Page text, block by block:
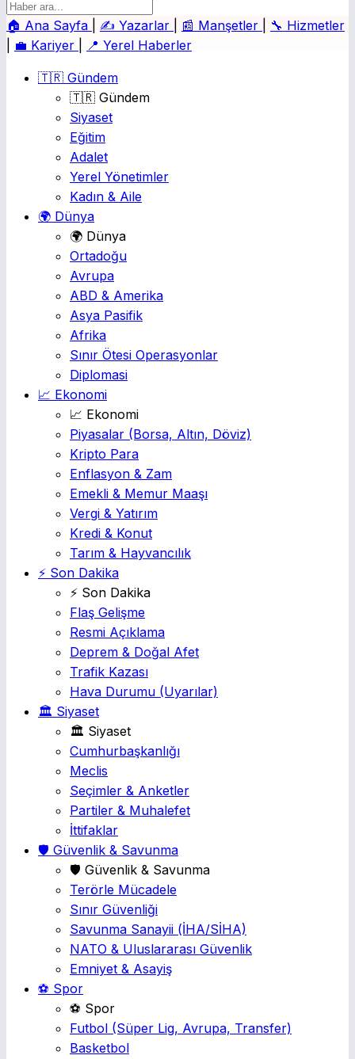
🏠 Ana Sayfa ✍️ Yazarlar 📰 Manşetler 🔧 Hizmetler
💼 Kariyer 📍 Yerel Haberler
🇹🇷 Gündem
🇹🇷 Gündem
Siyaset
Eğitim
Adalet
Yerel Yönetimler
Kadın & Aile
🌍 Dünya
🌍 Dünya
Ortadoğu
Avrupa
ABD & Amerika
Asya Pasifik
Afrika
Sınır Ötesi Operasyonlar
Diplomasi
📈 Ekonomi
📈 Ekonomi
Piyasalar (Borsa, Altın, Döviz)
Kripto Para
Enflasyon & Zam
Emekli & Memur Maaşı
Vergi & Yatırım
Kredi & Konut
Tarım & Hayvancılık
⚡ Son Dakika
⚡ Son Dakika
Flaş Gelişme
Resmi Açıklama
Deprem & Doğal Afet
Trafik Kazası
Hava Durumu (Uyarılar)
🏛️ Siyaset
🏛️ Siyaset
Cumhurbaşkanlığı
Meclis
Seçimler & Anketler
Partiler & Muhalefet
İttifaklar
🛡️ Güvenlik & Savunma
🛡️ Güvenlik & Savunma
Terörle Mücadele
Sınır Güvenliği
Savunma Sanayii (İHA/SİHA)
NATO & Uluslararası Güvenlik
Emniyet & Asayiş
⚽ Spor
⚽ Spor
Futbol (Süper Lig, Avrupa, Transfer)
Basketbol